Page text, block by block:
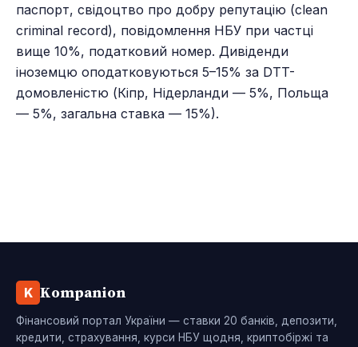
паспорт, свідоцтво про добру репутацію (clean
criminal record), повідомлення НБУ при частці
вище 10%, податковий номер. Дивіденди
іноземцю оподатковуються 5–15% за DTT-
домовленістю (Кіпр, Нідерланди — 5%, Польща
— 5%, загальна ставка — 15%).
K Kompanion
Фінансовий портал України — ставки 20 банків, депозити,
кредити, страхування, курси НБУ щодня, криптобіржі та